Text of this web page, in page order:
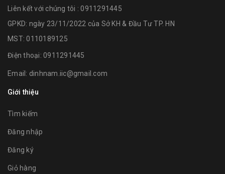
Liên kết với chúng tôi : 0911291445
GPKD: ngày 23/11/2022 của Sở KH & Đầu Tư TP. HN
MST: 0110189125
Điện thoại: 0911291445
Email: dinhnam.iic@gmail.com
Giới thiệu
Tìm kiếm
Đăng nhập
Đăng ký
Giỏ hàng